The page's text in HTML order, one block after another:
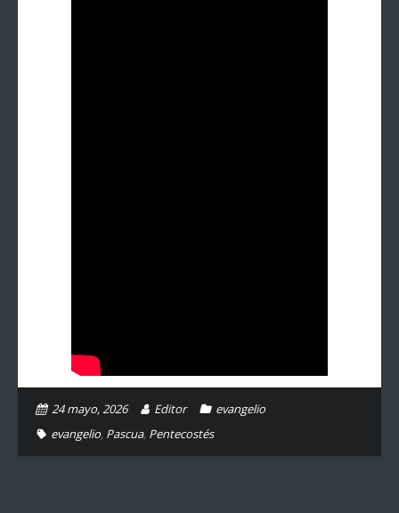
24 mayo, 2026 Editor
evangelio
evangelio, Pascua, Pentecostés